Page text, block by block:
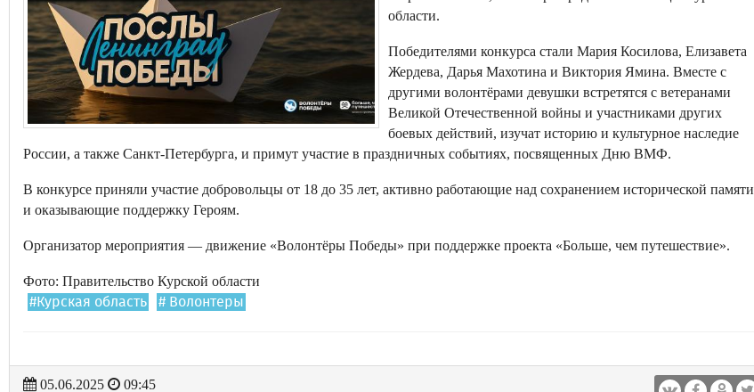
области.
Победителями конкурса стали Мария Косилова, Елизавета
Жердева, Дарья Махотина и Виктория Ямина. Вместе с
другими волонтёрами девушки встретятся с ветеранами
Великой Отечественной войны и участниками других
боевых действий, изучат историю и культурное наследие
России, а также Санкт-Петербурга, и примут участие в праздничных событиях, посвященных Дню ВМФ.
В конкурсе приняли участие добровольцы от 18 до 35 лет, активно работающие над сохранением исторической памяти
и оказывающие поддержку Героям.
Организатор мероприятия — движение «Волонтёры Победы» при поддержке проекта «Больше, чем путешествие».
Фото: Правительство Курской области
#Курская область # Волонтеры
05.06.2025
09:45